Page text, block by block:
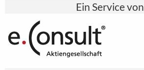
Ein Service von